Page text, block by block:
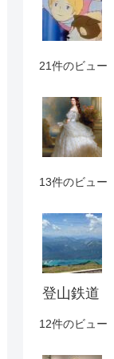
21件のビュー
13件のビュー
登山鉄道
12件のビュー